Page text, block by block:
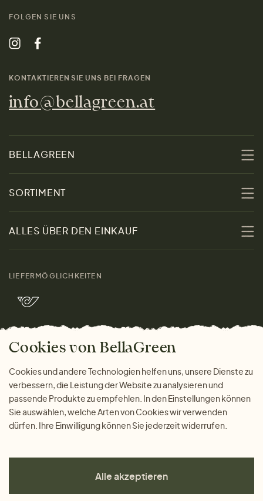
FOLGEN SIE UNS
KONTAKTIEREN SIE UNS BEI FRAGEN
info@bellagreen.at
BELLAGREEN
Nachhaltigkeit
Kontakt
Marken
Bella Green Magazin
SORTIMENT
Damen
Herren
Wohnen
Geschenke
ALLES ÜBER DEN EINKAUF
Warum bei uns einkaufen
LIEFERMÖGLICHKEITEN
ZAHLUNGSMÖGLICHKEITEN
Cookies von BellaGreen
Cookies und andere Technologien helfen uns, unsere Dienste zu
verbessern, die Leistung der Website zu analysieren und
passende Produkte zu empfehlen. In den Einstellungen können
Sie auswählen, welche Arten von Cookies wir verwenden
dürfen. Ihre Einwilligung können Sie jederzeit widerrufen.
Alle akzeptieren